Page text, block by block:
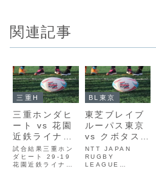
関連記事
三重H
三重ホンダヒ
ート vs 花園
近鉄ライナー
ズ
試合結果三重ホン
ダヒート 29-19
花園近鉄ライナー
BL東京
東芝ブレイブ
ルーパス東京
vs クボタスピ
アーズ船橋・
東京ベイ
NTT JAPAN
RUGBY
LEAGUE